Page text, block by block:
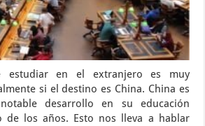
estudiar en el extranjero es muy
si el destino es China. China es
desarrollo en su educación
de los años. Esto nos lleva a hablar